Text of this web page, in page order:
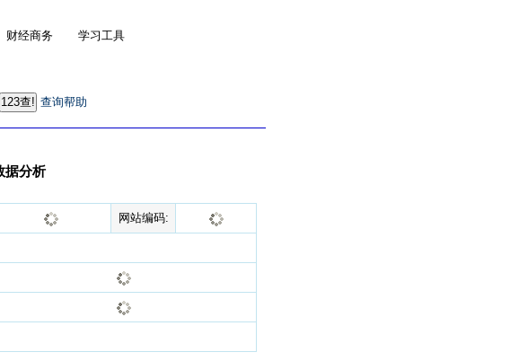
财经商务 学习工具
查询帮助
据分析
网站编码: